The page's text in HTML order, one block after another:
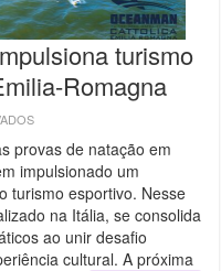
turismo
Romagna
CATTOLICA
IMPULSIONA
TURISMO
ESPORTIVO
NA
REGIÃO
DA
EMILIA-
ROMAGNA
provas de natação em
impulsionado um
turismo esportivo. Nesse
na Itália, se consolida
ao unir desafio
cultural. A próxima